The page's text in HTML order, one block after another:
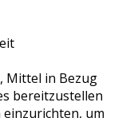
Mittel in Bezug
bereitzustellen
um